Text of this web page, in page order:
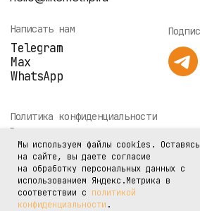
Мы используем файлы cookies. Оставясь
на сайте, вы даете согласие
на обработку персональных данных с
использованием Яндекс.Метрика в
соответствии с политикой
конфиденциальности .